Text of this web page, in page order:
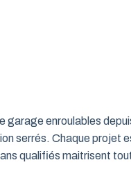
enroulables
serrés. Chaque projet
qualifiés maitrisent